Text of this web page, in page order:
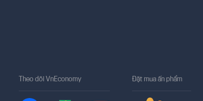
Theo dõi VnEconomy Đặt mua ấn phẩm